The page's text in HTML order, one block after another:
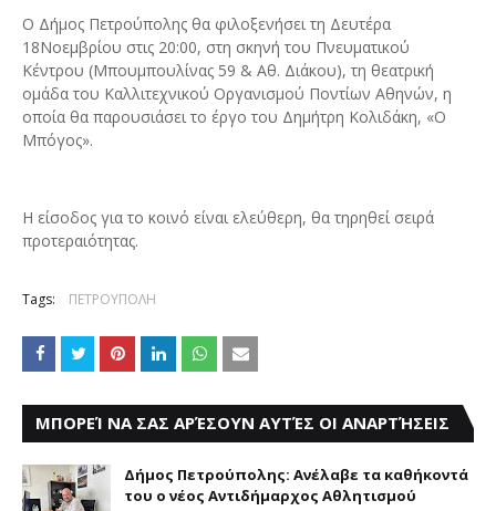
Ο Δήμος Πετρούπολης θα φιλοξενήσει τη Δευτέρα
18Νοεμβρίου στις 20:00, στη σκηνή του Πνευματικού
Κέντρου (Μπουμπουλίνας 59 & Αθ. Διάκου), τη θεατρική
ομάδα του Καλλιτεχνικού Οργανισμού Ποντίων Αθηνών, η
οποία θα παρουσιάσει το έργο του Δημήτρη Κολιδάκη, «Ο
Μπόγος».
Η είσοδος για το κοινό είναι ελεύθερη, θα τηρηθεί σειρά
προτεραιότητας.
Tags: ΠΕΤΡΟΥΠΟΛΗ
ΜΠΟΡΕΊ ΝΑ ΣΑΣ ΑΡΈΣΟΥΝ ΑΥΤΈΣ ΟΙ ΑΝΑΡΤΉΣΕΙΣ
Δήμος Πετρούπολης: Ανέλαβε τα καθήκοντά
του ο νέος Αντιδήμαρχος Αθλητισμού